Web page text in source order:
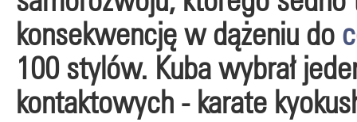
konsekwencję w dążeniu do
100 stylów. Kuba wybrał
kontaktowych - karate